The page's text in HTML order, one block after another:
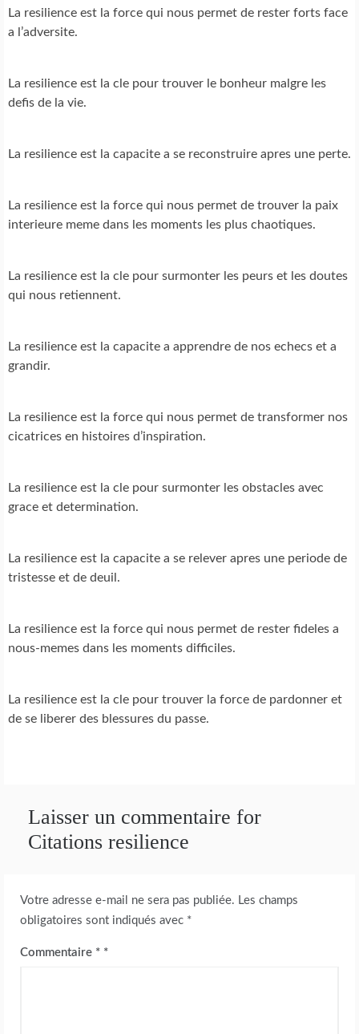
La resilience est la force qui nous permet de rester forts face
a l’adversite.
La resilience est la cle pour trouver le bonheur malgre les
defis de la vie.
La resilience est la capacite a se reconstruire apres une perte.
La resilience est la force qui nous permet de trouver la paix
interieure meme dans les moments les plus chaotiques.
La resilience est la cle pour surmonter les peurs et les doutes
qui nous retiennent.
La resilience est la capacite a apprendre de nos echecs et a
grandir.
La resilience est la force qui nous permet de transformer nos
cicatrices en histoires d’inspiration.
La resilience est la cle pour surmonter les obstacles avec
grace et determination.
La resilience est la capacite a se relever apres une periode de
tristesse et de deuil.
La resilience est la force qui nous permet de rester fideles a
nous-memes dans les moments difficiles.
La resilience est la cle pour trouver la force de pardonner et
de se liberer des blessures du passe.
Laisser un commentaire for
Citations resilience
Votre adresse e-mail ne sera pas publiée. Les champs
obligatoires sont indiqués avec *
Commentaire *